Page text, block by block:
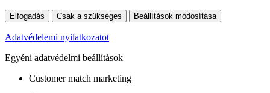
Elfogadás Csak a szükséges Beállítások módosítása
Adatvédelemi nyilatkozatot
Egyéni adatvédelmi beállítások
Customer match marketing